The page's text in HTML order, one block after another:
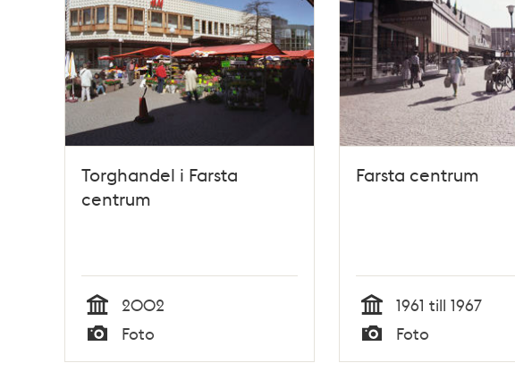
Torghandel i Farsta
centrum
Tid
2002
Typ
Foto
Farsta centrum
Tid
1961 till 1967
Typ
Foto